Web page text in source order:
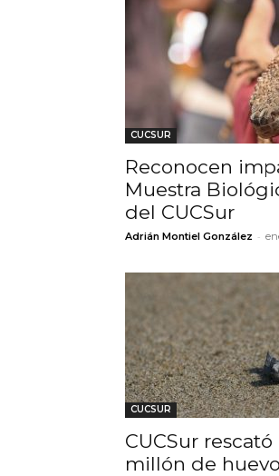
CUCSUR
Reconocen
Muestra
del CUCSur
Adrián Montiel González -
CUCSUR
CUCSur
millón de